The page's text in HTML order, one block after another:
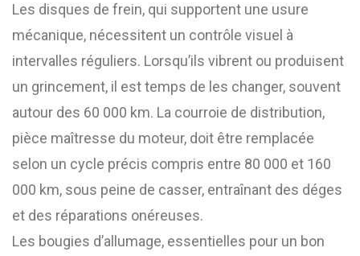
Les disques de frein, qui supportent une usure
mécanique, nécessitent un contrôle visuel à
intervalles réguliers. Lorsqu’ils vibrent ou produisent
un grincement, il est temps de les changer, souvent
autour des 60 000 km. La courroie de distribution,
pièce maîtresse du moteur, doit être remplacée
selon un cycle précis compris entre 80 000 et 160
000 km, sous peine de casser, entraînant des déges
et des réparations onéreuses.
Les bougies d’allumage, essentielles pour un bon